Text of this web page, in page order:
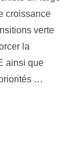
croissance
verte
la
ainsi que
…